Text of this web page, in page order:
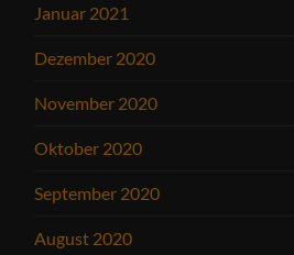
Januar 2021
Dezember 2020
November 2020
Oktober 2020
September 2020
August 2020